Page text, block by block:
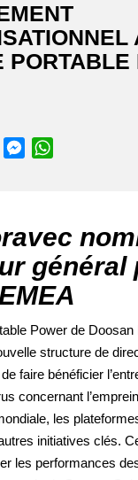
PORTABLE
Email Messenger
général
Power de Doosan
structure de
faire bénéficier
concernant
les
initiatives clés.
les performances